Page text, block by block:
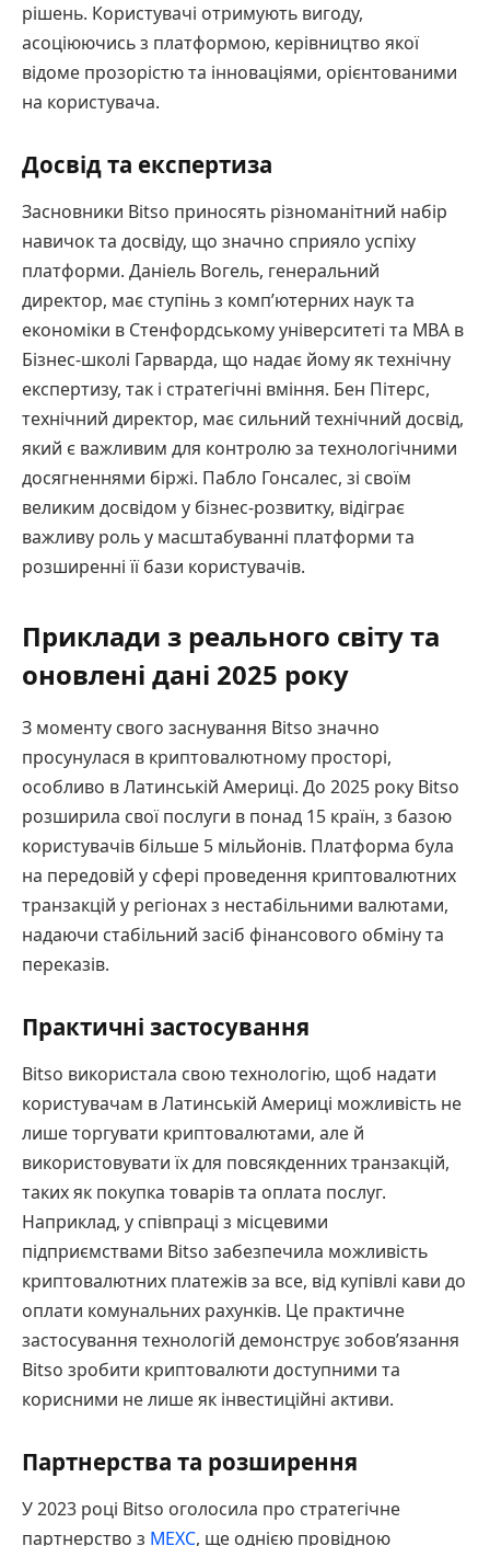
рішень. Користувачі отримують вигоду,
асоціюючись з платформою, керівництво якої
відоме прозорістю та інноваціями, орієнтованими
на користувача.
Досвід та експертиза
Засновники Bitso приносять різноманітний набір
навичок та досвіду, що значно сприяло успіху
платформи. Даніель Вогель, генеральний
директор, має ступінь з комп’ютерних наук та
економіки в Стенфордському університеті та MBA в
Бізнес-школі Гарварда, що надає йому як технічну
експертизу, так і стратегічні вміння. Бен Пітерс,
технічний директор, має сильний технічний досвід,
який є важливим для контролю за технологічними
досягненнями біржі. Пабло Гонсалес, зі своїм
великим досвідом у бізнес-розвитку, відіграє
важливу роль у масштабуванні платформи та
розширенні її бази користувачів.
Приклади з реального світу та
оновлені дані 2025 року
З моменту свого заснування Bitso значно
просунулася в криптовалютному просторі,
особливо в Латинській Америці. До 2025 року Bitso
розширила свої послуги в понад 15 країн, з базою
користувачів більше 5 мільйонів. Платформа була
на передовій у сфері проведення криптовалютних
транзакцій у регіонах з нестабільними валютами,
надаючи стабільний засіб фінансового обміну та
переказів.
Практичні застосування
Bitso використала свою технологію, щоб надати
користувачам в Латинській Америці можливість не
лише торгувати криптовалютами, але й
використовувати їх для повсякденних транзакцій,
таких як покупка товарів та оплата послуг.
Наприклад, у співпраці з місцевими
підприємствами Bitso забезпечила можливість
криптовалютних платежів за все, від купівлі кави до
оплати комунальних рахунків. Це практичне
застосування технологій демонструє зобов’язання
Bitso зробити криптовалюти доступними та
корисними не лише як інвестиційні активи.
Партнерства та розширення
У 2023 році Bitso оголосила про стратегічне
партнерство з MEXC, ще однією провідною